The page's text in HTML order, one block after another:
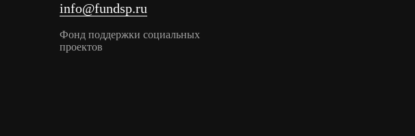
info@fundsp.ru
Фонд поддержки социальных
проектов